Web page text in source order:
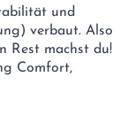
und
verbaut. Also
Rest machst du!
Comfort,